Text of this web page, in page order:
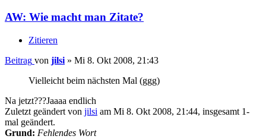
AW: Wie macht man Zitate?
Zitieren
Beitrag von jilsi » Mi 8. Okt 2008, 21:43
Vielleicht beim nächsten Mal (ggg)
Na jetzt???Jaaaa endlich
Zuletzt geändert von jilsi am Mi 8. Okt 2008, 21:44, insgesamt 1-
mal geändert.
Grund: Fehlendes Wort